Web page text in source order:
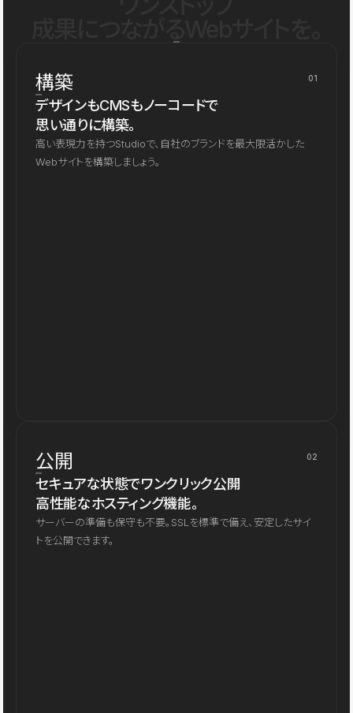
構築 01
デザインもCMSもノーコードで
思い通りに構築。
高い表現力を持つStudioで、自社のブランドを最大限活かした
Webサイトを構築しましょう。
公開 02
セキュアな状態でワンクリック公開
高性能なホスティング機能。
サーバーの準備も保守も不要。SSLを標準で備え、安定したサイ
トを公開できます。